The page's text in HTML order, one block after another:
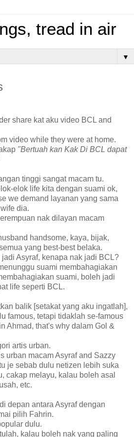
tread in air
▼
share kat aku video BCL and
video while they were at home.
"Bertuah kan Kak Di BCL dapat
tinggi sangat macam tu.
elok life kita dengan suami ok,
we demand layanan yang sama
dia.
nak dilayan macam
handsome, kaya, bijak,
yang best-best belaka.
Asyraf, kenapa nak jadi BCL?
suami membahagiakan
suami, boleh jadi
life seperti BCL.
balik [setakat yang aku ingatlah],
famous, tetapi tidaklah se-famous
Ahmad, that's why dalam Gol &
artis urban.
urban macam Asyraf and Sazzy
je sebab dulu netizen lebih suka
cakap melayu, kalau boleh asal
etc.
depan antara Asyraf dengan
pilih Fahrin.
dulu.
kalau boleh nak yang paling